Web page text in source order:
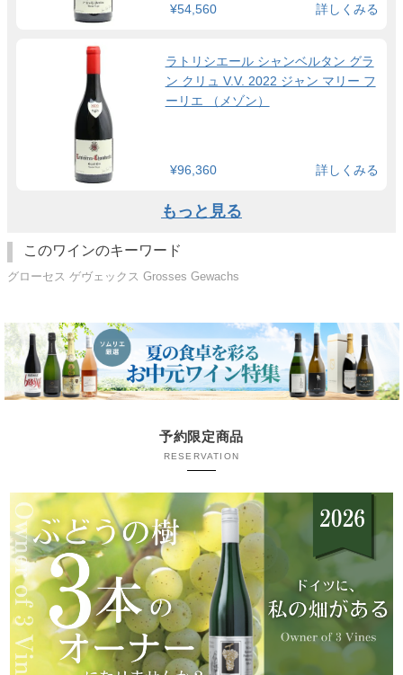
¥54,560 詳しくみる
ラトリシエール シャンベルタン グラ
ン クリュ V.V. 2022 ジャン マリー フ
ーリエ （メゾン）
¥96,360 詳しくみる
もっと見る
このワインのキーワード
グローセス ゲヴェックス Grosses Gewachs
予約限定商品
RESERVATION